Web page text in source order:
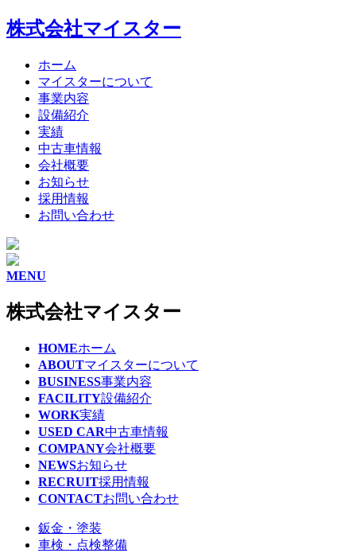
株式会社マイスター
ホーム
マイスターについて
事業内容
設備紹介
実績
中古車情報
会社概要
お知らせ
採用情報
お問い合わせ
MENU
株式会社マイスター
HOMEホーム
ABOUTマイスターについて
BUSINESS事業内容
FACILITY設備紹介
WORK実績
USED CAR中古車情報
COMPANY会社概要
NEWSお知らせ
RECRUIT採用情報
CONTACTお問い合わせ
鈑金・塗装
車検・点検整備